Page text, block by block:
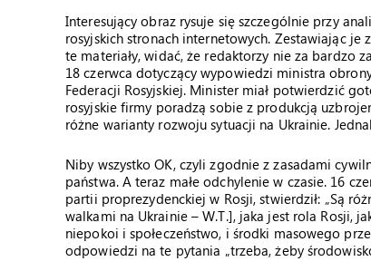
Interesujący obraz rysuje się szczególnie przy
rosyjskich stronach internetowych. Zestawiając je
te materiały, widać, że redaktorzy nie za bardzo
18 czerwca dotyczący wypowiedzi ministra
Federacji Rosyjskiej. Minister miał potwierdzić
rosyjskie firmy poradzą sobie z produkcją
różne warianty rozwoju sytuacji na Ukrainie.
Niby wszystko OK, czyli zgodnie z zasadami
państwa. A teraz małe odchylenie w czasie. 16
partii proprezydenckiej w Rosji, stwierdził: „Są
walkami na Ukrainie – W.T.], jaka jest rola Rosji,
niepokoi i społeczeństwo, i środki masowego
odpowiedzi na te pytania „trzeba, żeby